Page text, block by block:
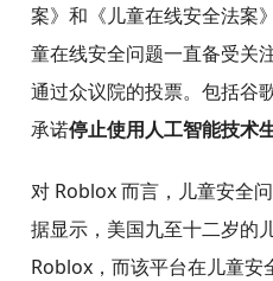
案》和《儿童在线安全法案
童在线安全问题一直备受关
通过众议院的投票。包括谷
承诺停止使用人工智能技术
对 Roblox 而言，儿童安全
据显示，美国九至十二岁的
Roblox，而该平台在儿童安